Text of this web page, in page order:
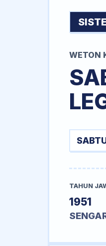
WETON
TAHUN
1951